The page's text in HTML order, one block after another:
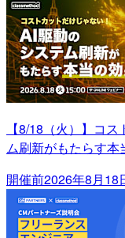
【8/18（火）】コ
ム刷新がもたらす本
開催前2026年8月18